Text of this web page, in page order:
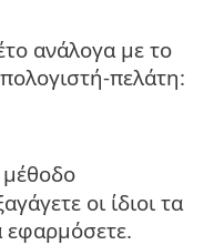
ανάλογα με το
πελάτη:
οι ίδιοι τα
εφαρμόσετε.